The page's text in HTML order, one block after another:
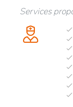
Services